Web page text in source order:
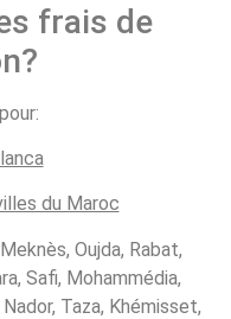
frais de
du Maroc
Oujda, Rabat,
Safi, Mohammédia,
Taza, Khémisset,